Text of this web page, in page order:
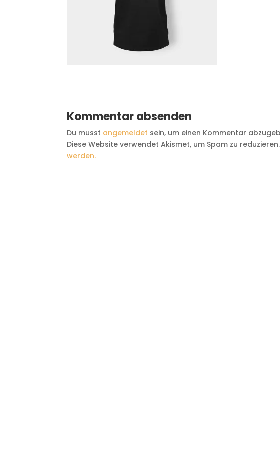
Kommentar absenden
Du musst angemeldet sein, um einen Kommentar
Diese Website verwendet Akismet, um Spam zu reduzieren.
werden.